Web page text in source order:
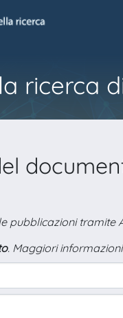
ricerca
pubblicazioni tramite
. Maggiori